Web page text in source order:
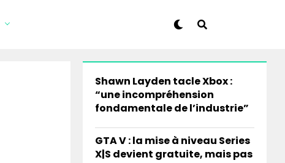
Shawn Layden tacle Xbox :
“une incompréhension
fondamentale de l’industrie”
GTA V : la mise à niveau Series
X|S devient gratuite, mais pas